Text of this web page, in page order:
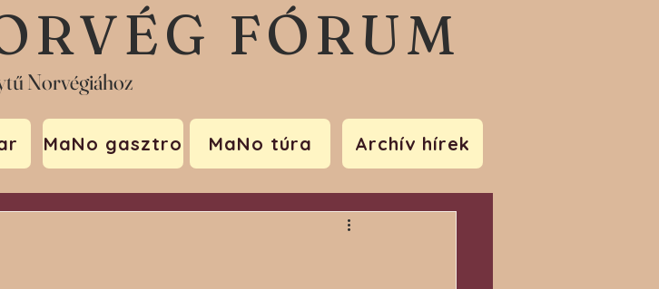
FÓRUM
Norvégiához
MaNo gasztro MaNo túra Archív hírek